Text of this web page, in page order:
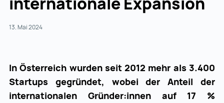
13. Mai 2024
In Österreich wurden seit 2012 mehr als 3.400
Startups gegründet, wobei der Anteil der
internationalen Gründer:innen auf 17 %